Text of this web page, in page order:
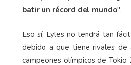
batir un récord del mundo".
Eso sí, Lyles no tendrá tan
debido a que tiene rivales
campeones olímpicos de Tokio